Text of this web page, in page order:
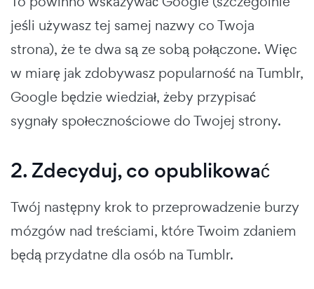
jeśli używasz tej samej nazwy co Twoja
strona), że te dwa są ze sobą połączone. Więc
w miarę jak zdobywasz popularność na Tumblr,
Google będzie wiedział, żeby przypisać
sygnały społecznościowe do Twojej strony.
2. Zdecyduj, co opublikować
Twój następny krok to przeprowadzenie burzy
mózgów nad treściami, które Twoim zdaniem
będą przydatne dla osób na Tumblr.